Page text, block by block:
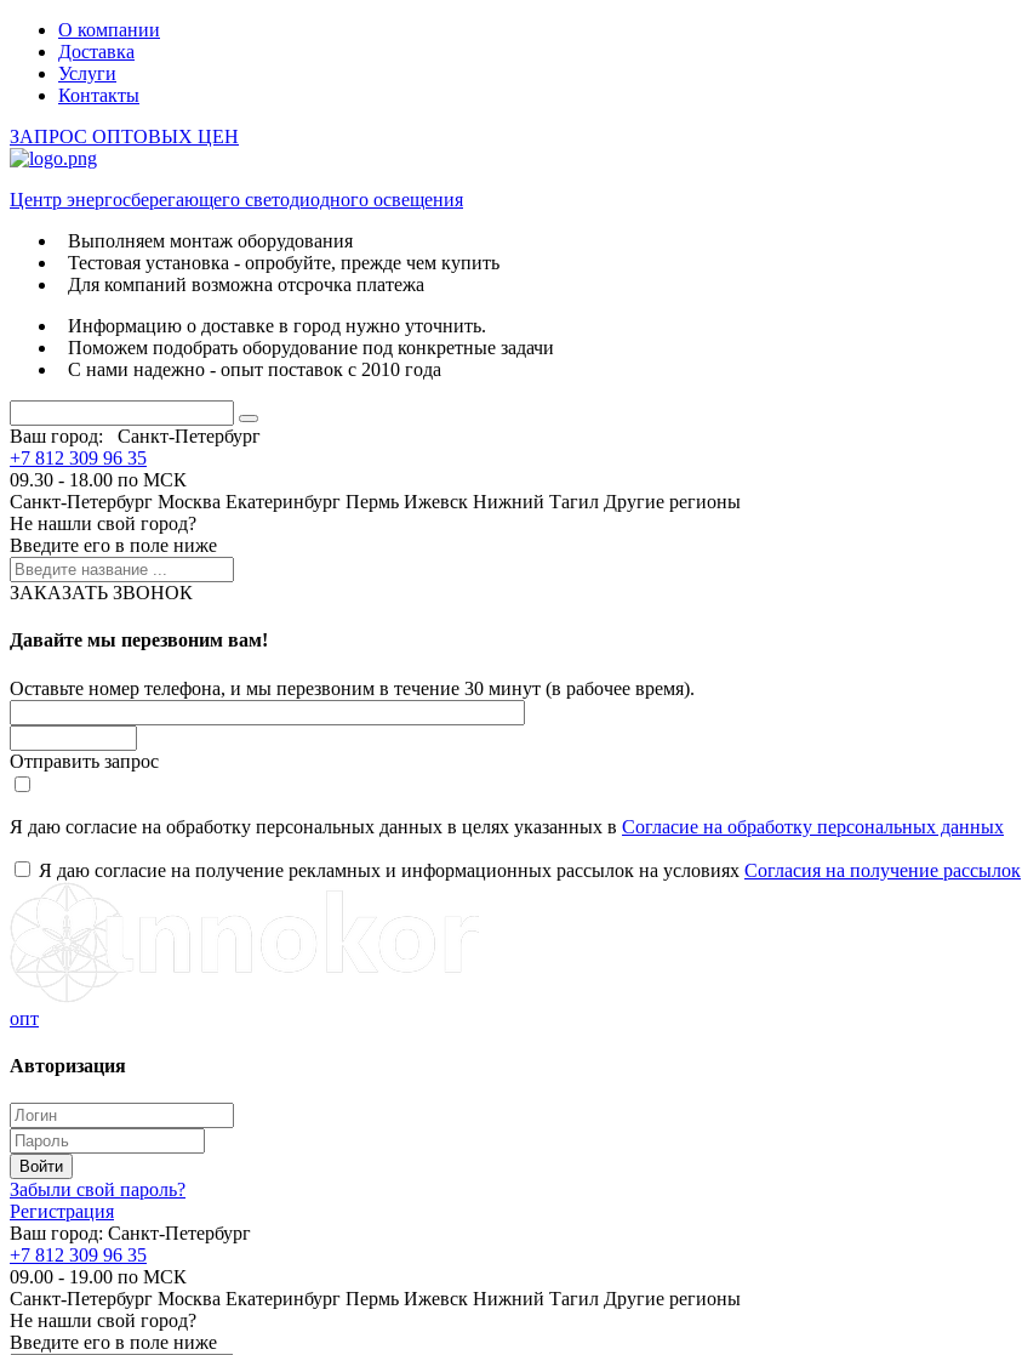
О компании
Доставка
Услуги
Контакты
ЗАПРОС ОПТОВЫХ ЦЕН
Центр энергосберегающего светодиодного освещения
Выполняем монтаж оборудования
Тестовая установка - опробуйте, прежде чем купить
Для компаний возможна отсрочка платежа
Информацию о доставке в город нужно уточнить.
Поможем подобрать оборудование под конкретные задачи
С нами надежно - опыт поставок с 2010 года
Ваш город:
Санкт-Петербург
+7 812 309 96 35
09.30 - 18.00 по МСК
Санкт-Петербург Москва Екатеринбург Пермь Ижевск Нижний Тагил Другие регионы
Не нашли свой город?
Введите его в поле ниже
ЗАКАЗАТЬ ЗВОНОК
Давайте мы перезвоним вам!
Оставьте номер телефона, и мы перезвоним в течение 30 минут (в рабочее время).
Отправить запрос
Я даю согласие на обработку персональных данных в целях указанных в Согласие на обработку персональных данных
Я даю согласие на получение рекламных и информационных рассылок на условиях Согласия на получение рассылок
опт
Авторизация
Забыли свой пароль?
Регистрация
Ваш город: Санкт-Петербург
+7 812 309 96 35
09.00 - 19.00 по МСК
Санкт-Петербург Москва Екатеринбург Пермь Ижевск Нижний Тагил Другие регионы
Не нашли свой город?
Введите его в поле ниже